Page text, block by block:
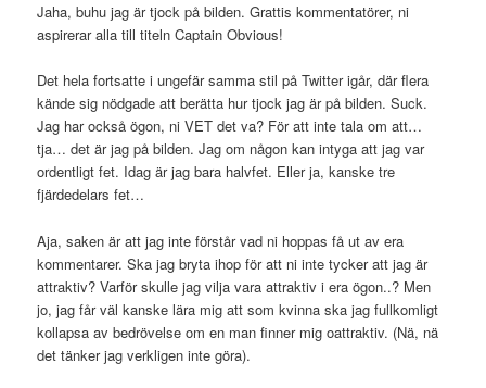
Jaha, buhu jag är tjock på bilden. Grattis kommentatörer, ni
aspirerar alla till titeln Captain Obvious!
Det hela fortsatte i ungefär samma stil på Twitter igår, där flera
kände sig nödgade att berätta hur tjock jag är på bilden. Suck.
Jag har också ögon, ni VET det va? För att inte tala om att…
tja… det är jag på bilden. Jag om någon kan intyga att jag var
ordentligt fet. Idag är jag bara halvfet. Eller ja, kanske tre
fjärdedelars fet…
Aja, saken är att jag inte förstår vad ni hoppas få ut av era
kommentarer. Ska jag bryta ihop för att ni inte tycker att jag är
attraktiv? Varför skulle jag vilja vara attraktiv i era ögon..? Men
jo, jag får väl kanske lära mig att som kvinna ska jag fullkomligt
kollapsa av bedrövelse om en man finner mig oattraktiv. (Nä, nä
det tänker jag verkligen inte göra).